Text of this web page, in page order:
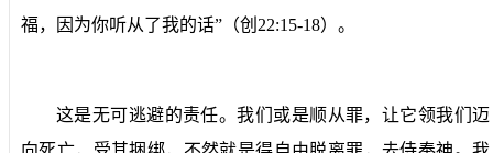
福，因为你听从了我的话”（创 22:15-18）。
这是无可逃避的责任。我们或是顺从罪，让它领我们迈